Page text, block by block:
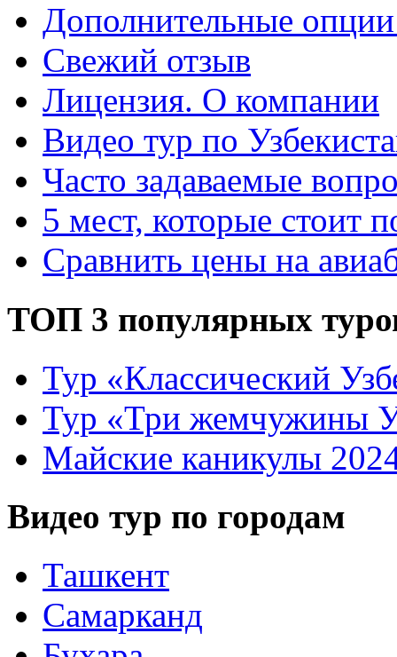
Дополнительные
Свежий отзыв
Лицензия. О компании
Видео тур по
Часто задаваемые
5 мест, которые стоит
Сравнить цены на
ТОП 3 популярных
Тур «Классический
Тур «Три жемчужины
Майские каникулы
Видео тур по городам
Ташкент
Самарканд